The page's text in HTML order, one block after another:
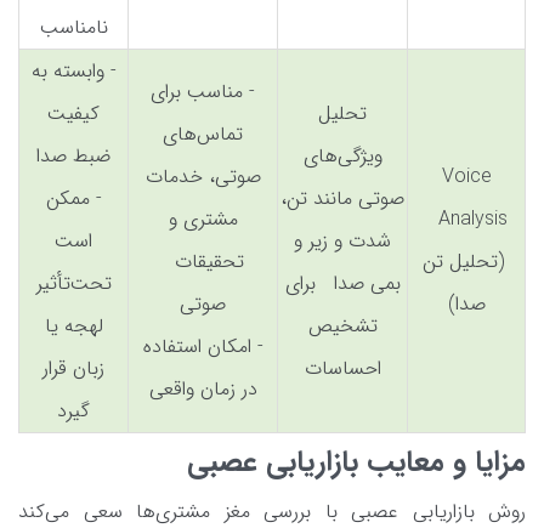
نامناسب
Voice
Analysis
(تحلیل تن
صدا)
تحلیل
ویژگی‌های
صوتی مانند تن،
شدت و زیر و
بمی صدا برای
تشخیص
احساسات
- مناسب برای
تماس‌های
صوتی، خدمات
مشتری و
تحقیقات
صوتی
- امکان استفاده
در زمان واقعی
- وابسته به
کیفیت
ضبط صدا
- ممکن
است
تحت‌تأثیر
لهجه یا
زبان قرار
گیرد
مزایا و معایب بازاریابی عصبی
روش بازاریابی عصبی با بررسی مغز مشتری‌ها سعی می‌کند